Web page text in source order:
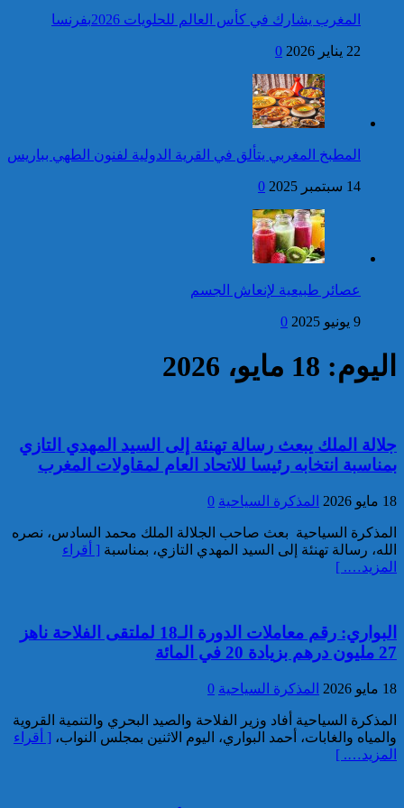
برقية تهنئة إلى جلالة الملك
من الأمين العام لجامعة
الدول العربية بمناسبة عيد
فتح بحث للتحقق من الأفعال
الإجرامية المنسوبة لأربع وعشرين
شخصا للاشتباه في تورطهم في
الامتناع عن القيام بعمل من أعمال
وظيفتهم بغرض الارتشاء
واستغلال النفوذ
إحصائيات مكافحة الجريمة ..
استمرار ارتفاع معدل الزجر
بالعنف
تقديم 17 موقوفا على أنظار النيابة
العامة لدى محكمة الاستئناف
بالقنيطرة على إثر الأحداث التي
موظف أمن يتقدم بشكاية لدى
الوكيل العام للملك بمحكمة
خلفية ادعاءات وهمية وجرائم
شبكات التواصل الاجتماعي
كاريكاتير
كاريكاتير
كاريكاتير
المغرب يشارك في كأس العالم للحلويات 2026بفرنسا
22 يناير 2026 0
المطبخ المغربي يتألق في القرية الدولية لفنون الطهي بباريس
14 سبتمبر 2025 0
عصائر طبيعية لإنعاش الجسم
9 يونيو 2025 0
اليوم: 18 مايو، 2026
جلالة الملك يبعث رسالة تهنئة إلى السيد المهدي التازي
بمناسبة انتخابه رئيسا للاتحاد العام لمقاولات المغرب
18 مايو 2026 المذكرة السياحية 0
المذكرة السياحية بعث صاحب الجلالة الملك محمد السادس، نصره
الله، رسالة تهنئة إلى السيد المهدي التازي، بمناسبة [ أقراء
المزيد…. ]
البواري: رقم معاملات الدورة الـ18 لملتقى الفلاحة ناهز
27 مليون درهم بزيادة 20 في المائة
18 مايو 2026 المذكرة السياحية 0
المذكرة السياحية أفاد وزير الفلاحة والصيد البحري والتنمية القروية
والمياه والغابات، أحمد البواري، اليوم الاثنين بمجلس النواب، [ أقراء
المزيد…. ]